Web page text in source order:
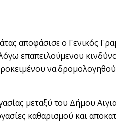
αποφάσισε ο Γενικός
επαπειλούμενου
να
μεταξύ του Δήμου
καθαρισμού και